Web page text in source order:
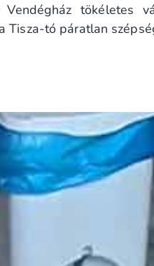
tökéletes
Tisza-tó páratlan